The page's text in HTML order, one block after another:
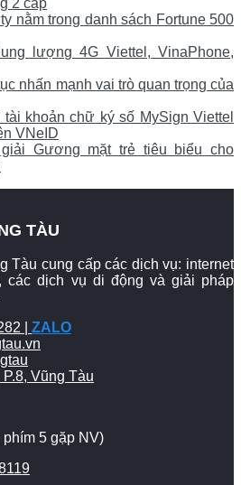
2 cấp
nằm trong danh sách Fortune 500
lượng 4G Viettel, VinaPhone,
nhấn mạnh vai trò quan trọng của
khoản chữ ký số MySign Viettel
VNeID
Gương mặt trẻ tiêu biểu cho
TÀU
Tàu cung cấp các dịch vụ: internet
các dịch vụ di động và giải pháp
| ZALO
Vũng Tàu
phím 5 gặp NV)